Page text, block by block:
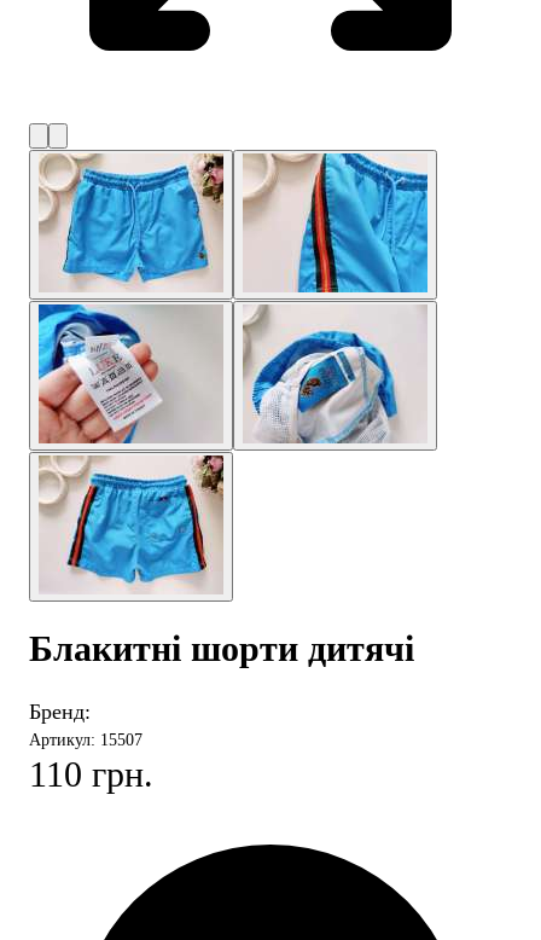
Блакитні шорти дитячі
Бренд:
Артикул: 15507
110 грн.